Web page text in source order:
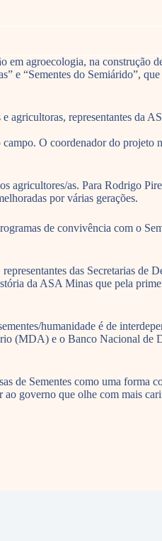
agroecologia, na construção
e “Sementes do Semiárido”,
representantes da
O coordenador do projeto
agricultores/as. Para Rodrigo
por várias gerações.
de convivência com o
das Secretarias
da ASA Minas que pela
humanidade é de
(MDA) e o Banco Nacional de
de Sementes como uma forma
governo que olhe com mais